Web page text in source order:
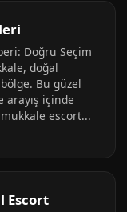
Doğru Seçim
doğal
Bu güzel
arayış içinde
escort...
Escort